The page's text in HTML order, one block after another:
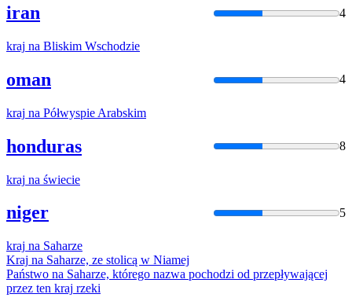
iran 4
kraj na Bliskim Wschodzie
oman 4
kraj na Półwyspie Arabskim
honduras 8
kraj na świecie
niger 5
kraj na Saharze
Kraj na Saharze, ze stolicą w Niamej
Państwo na Saharze, którego nazwa pochodzi od przepływającej
przez ten kraj rzeki